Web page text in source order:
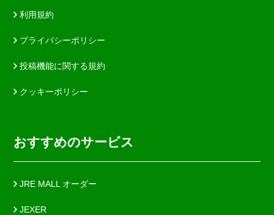
利用規約
プライバシーポリシー
投稿機能に関する規約
クッキーポリシー
おすすめのサービス
JRE MALL オーダー
JEXER